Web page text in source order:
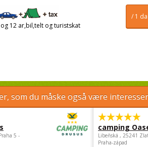
/ 1
12 ar,bil,telt og turistskat
som du måske også være
5 -
camping
Libeňská , 25241
Praha-západ